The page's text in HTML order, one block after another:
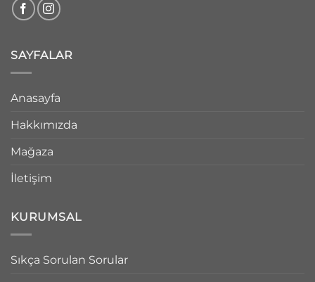
SAYFALAR
Anasayfa
Hakkımızda
Mağaza
İletişim
KURUMSAL
Sıkça Sorulan Sorular